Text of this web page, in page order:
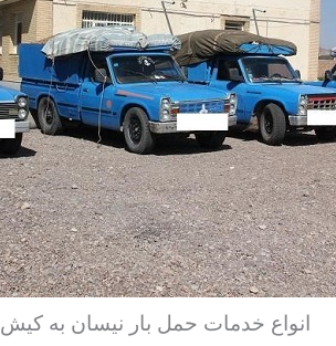
انواع خدمات حمل بار نیسان به کیش